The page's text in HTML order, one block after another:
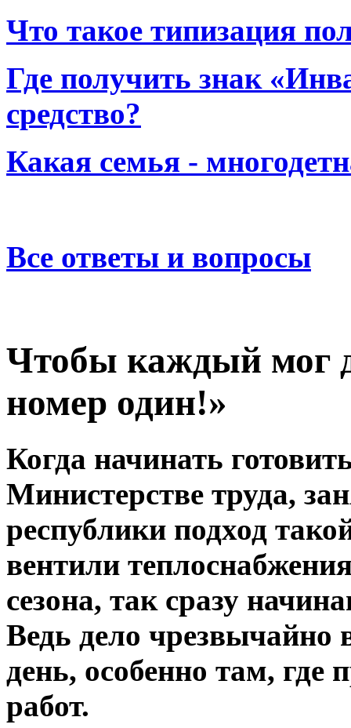
Что такое типизация
Где получить знак
средство?
Какая семья -
Все ответы и вопросы
Чтобы каждый мог
номер один!»
Когда начинать
Министерстве труда,
республики подход
вентили
сезона, так сразу
Ведь дело
день, особенно там, где
работ.